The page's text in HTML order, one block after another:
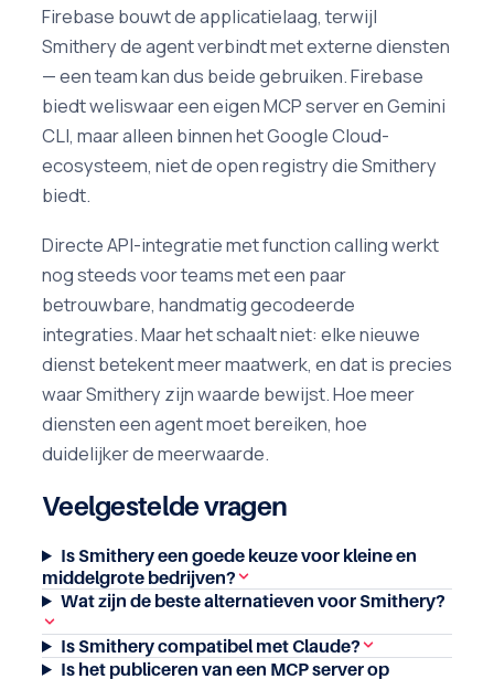
Firebase bouwt de applicatielaag, terwijl
Smithery de agent verbindt met externe diensten
— een team kan dus beide gebruiken. Firebase
biedt weliswaar een eigen MCP server en Gemini
CLI, maar alleen binnen het Google Cloud-
ecosysteem, niet de open registry die Smithery
biedt.
Directe API-integratie met function calling werkt
nog steeds voor teams met een paar
betrouwbare, handmatig gecodeerde
integraties. Maar het schaalt niet: elke nieuwe
dienst betekent meer maatwerk, en dat is precies
waar Smithery zijn waarde bewijst. Hoe meer
diensten een agent moet bereiken, hoe
duidelijker de meerwaarde.
Veelgestelde vragen
Is Smithery een goede keuze voor kleine en
middelgrote bedrijven?
Wat zijn de beste alternatieven voor Smithery?
Is Smithery compatibel met Claude?
Is het publiceren van een MCP server op